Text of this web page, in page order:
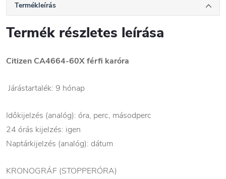
Termékleírás
Termék részletes leírása
Citizen CA4664-60Xférfi karóra
Járástartalék: 9 hónap
Időkijelzés (analóg): óra, perc, másodperc
24 órás kijelzés: igen
Naptárkijelzés (analóg): dátum
KRONOGRÁF (STOPPERÓRA)